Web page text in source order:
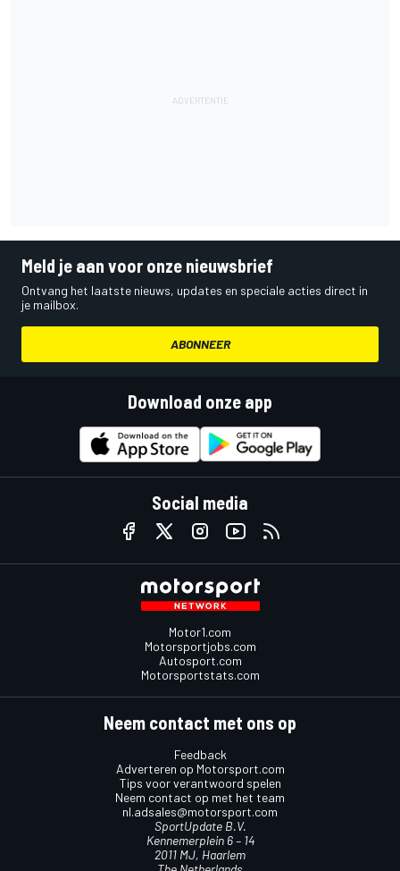
Meld je aan voor onze nieuwsbrief
Ontvang het laatste nieuws, updates en speciale acties direct in
je mailbox.
ABONNEER
Download onze app
Social media
Motor1.com
Motorsportjobs.com
Autosport.com
Motorsportstats.com
Neem contact met ons op
Feedback
Adverteren op Motorsport.com
Tips voor verantwoord spelen
Neem contact op met het team
nl.adsales@motorsport.com
SportUpdate B.V.
Kennemerplein 6 – 14
2011 MJ, Haarlem